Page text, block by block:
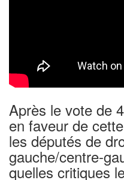
Après le vote de
en faveur de
les députés de
gauche/centre-
quelles critiques